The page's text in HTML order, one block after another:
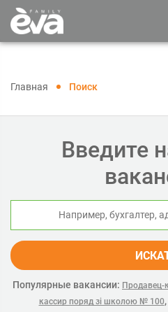
Главная Поиск
Введите
Популярные вакансии: Продавец-
кассир поряд зі школою № 100,